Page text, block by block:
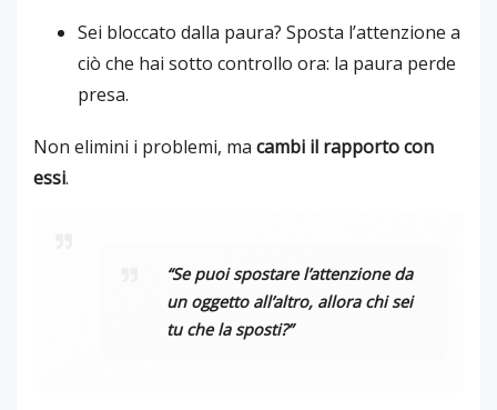
Sei bloccato dalla paura? Sposta l’attenzione a
ciò che hai sotto controllo ora: la paura perde
presa.
Non elimini i problemi, ma cambi il rapporto con
essi.
“Se puoi spostare l’attenzione da
un oggetto all’altro, allora chi sei
tu che la sposti?”